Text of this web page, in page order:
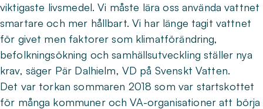
viktigaste livsmedel. Vi måste lära oss använda vattnet
smartare och mer hållbart. Vi har länge tagit vattnet
för givet men faktorer som klimatförändring,
befolkningsökning och samhällsutveckling ställer nya
krav, säger Pär Dalhielm, VD på Svenskt Vatten.
Det var torkan sommaren 2018 som var startskottet
för många kommuner och VA-organisationer att börja